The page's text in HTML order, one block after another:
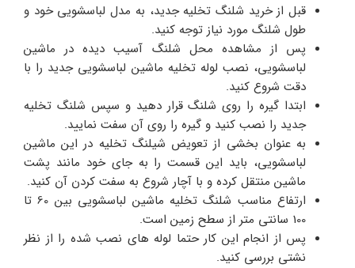
قبل از خرید شلنگ تخلیه جدید، به مدل لباسشویی خود و
طول شلنگ مورد نیاز توجه کنید.
پس از مشاهده محل شلنگ آسیب دیده در ماشین
لباسشویی، نصب لوله تخلیه ماشین لباسشویی جدید را با
دقت شروع کنید.
ابتدا گیره را روی شلنگ قرار دهید و سپس شلنگ تخلیه
جدید را نصب کنید و گیره را روی آن سفت نمایید.
به عنوان بخشی از تعویض شیلنگ تخلیه در این ماشین
لباسشویی، باید این قسمت را به جای خود مانند پشت
ماشین منتقل کرده و با آچار شروع به سفت کردن آن کنید.
ارتفاع مناسب شلنگ تخلیه ماشین لباسشویی بین 60 تا
100 سانتی‌ متر از سطح زمین است.
پس از انجام این کار حتما لوله های نصب شده را از نظر
نشتی بررسی کنید.